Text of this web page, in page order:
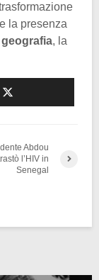
la presenza
geografia, la
Abdou
l’HIV in
Senegal